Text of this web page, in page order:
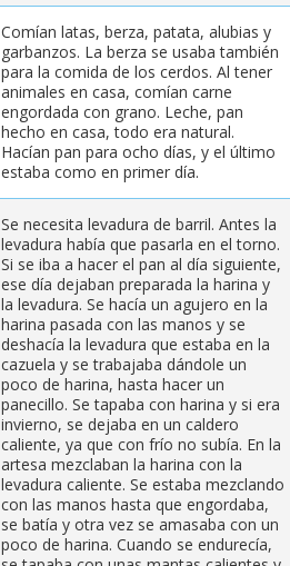
Comían latas, berza, patata, alubias y
garbanzos. La berza se usaba también
para la comida de los cerdos. Al tener
animales en casa, comían carne
engordada con grano. Leche, pan
hecho en casa, todo era natural.
Hacían pan para ocho días, y el último
estaba como en primer día.
Se necesita levadura de barril. Antes la
levadura había que pasarla en el torno.
Si se iba a hacer el pan al día siguiente,
ese día dejaban preparada la harina y
la levadura. Se hacía un agujero en la
harina pasada con las manos y se
deshacía la levadura que estaba en la
cazuela y se trabajaba dándole un
poco de harina, hasta hacer un
panecillo. Se tapaba con harina y si era
invierno, se dejaba en un caldero
caliente, ya que con frío no subía. En la
artesa mezclaban la harina con la
levadura caliente. Se estaba mezclando
con las manos hasta que engordaba,
se batía y otra vez se amasaba con un
poco de harina. Cuando se endurecía,